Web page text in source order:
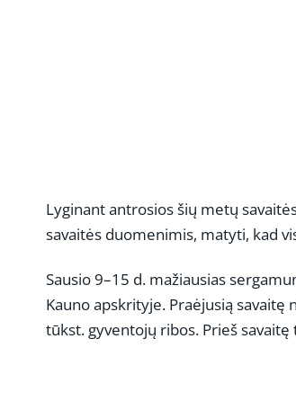
Lyginant antrosios šių metų
savaitės duomenimis, matyti, kad
Sausio 9–15 d. mažiausias
Kauno apskrityje. Praėjusią
tūkst. gyventojų ribos. Prieš